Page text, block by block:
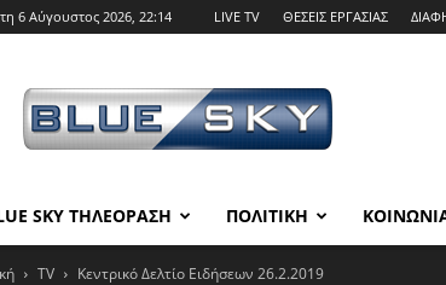
6 Αύγουστος 2026, 22:14 LIVE TV ΘΕΣΕΙΣ ΕΡΓΑΣΙΑΣ
SKY
SKY ΤΗΛΕΟΡΑΣΗ ΠΟΛΙΤΙΚΗ
TV Κεντρικό Δελτίο Ειδήσεων 26.2.2019